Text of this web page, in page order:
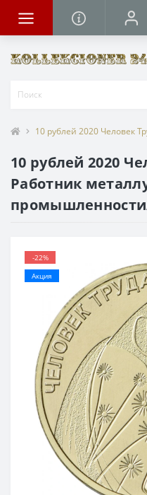
10 рублей 2020 Человек
10 рублей 2020
Работник
-22%
Акция